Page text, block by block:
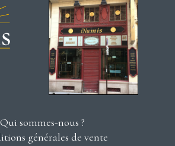
Qui sommes-nous ?
générales de vente